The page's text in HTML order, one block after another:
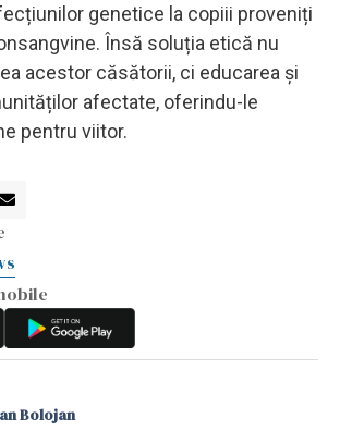
genetice la copiii proveniți
Însă soluția etică nu
acestor căsătorii, ci educarea și
afectate, oferindu-le
pentru viitor.
Bolojan